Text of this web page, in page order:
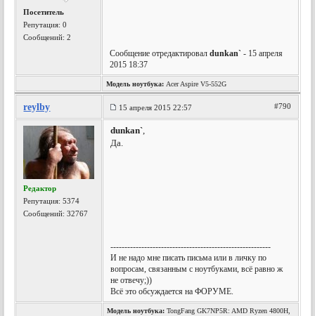
Посетитель
Репутация:0
Сообщений: 2
Сообщение отредактировалdunkan` - 15 апреля
2015 18:37
Модель ноутбука: Acer Aspire V5-552G
reylby 15 апреля 2015 22:57 #790
Редактор
Репутация:5374
Сообщений: 32767
dunkan`,
Да.
---------------------------------------------------------
И не надо мне писать письма или в личку по
вопросам, связанным с ноутбуками, всё равно ж
не отвечу;))
Всё это обсуждается на ФОРУМЕ.
Модель ноутбука: TongFang GK7NP5R: AMD Ryzen 4800H,